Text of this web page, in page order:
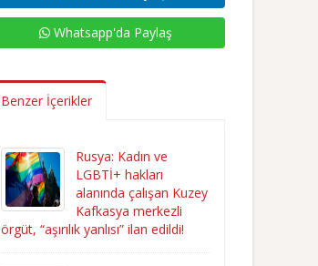
Whatsapp'da Paylaş
Benzer İçerikler
Rusya: Kadın ve
LGBTİ+ hakları
alanında çalışan Kuzey
Kafkasya merkezli
örgüt, “aşırılık yanlısı” ilan edildi!